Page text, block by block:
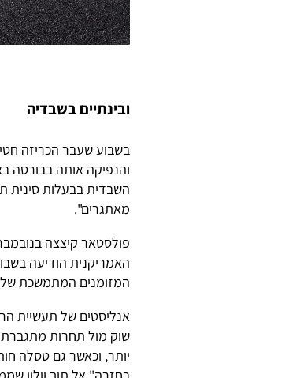
ובינתיים בשבדיה
בשבוע שעבר הכריזה
והנפיקה אותה בבורסה
מאתגרים".
פולסטאר קיצצה
האמריקנית הודיעה
המזומנים המתמשכת
אנליסטים של תעשיית
שוק מול תחרות מתגברת
יותר, וכאשר גם טסלה